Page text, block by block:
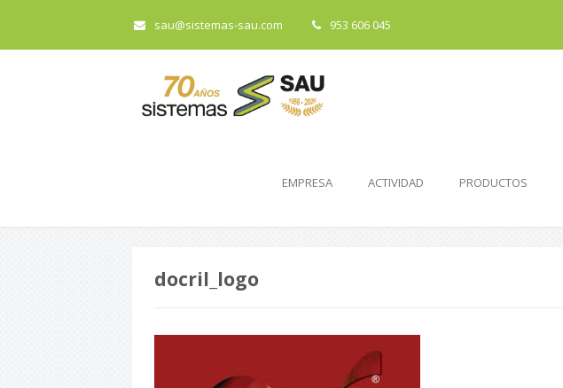
sau@sistemas-sau.com 953 606 045
EMPRESA ACTIVIDAD PRODUCTOS
docril_logo